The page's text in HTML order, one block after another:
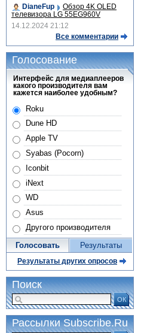
DianeFup
Обзор 4K OLED
телевизора LG 55EG960V
14.12.2024 21:12
Все комментарии
Голосование
Интерфейс для медиаплееров
какого производителя вам
кажется наиболее удобным?
Roku
Dune HD
Apple TV
Syabas (Pocorn)
Iconbit
iNext
WD
Asus
Другого производителя
Голосовать Результаты
Результаты других опросов
Поиск
ОК
Рассылки Subscribe.Ru